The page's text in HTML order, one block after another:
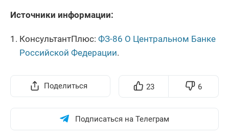
Источники информации:
КонсультантПлюс: ФЗ-86 О Центральном Банке
Российской Федерации.
Поделиться 23 6
Подписаться на Телеграм